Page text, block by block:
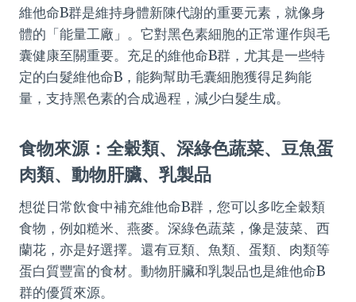
維他命B群是維持身體新陳代謝的重要元素，就像身
體的「能量工廠」。它對黑色素細胞的正常運作與毛
囊健康至關重要。充足的維他命B群，尤其是一些特
定的白髮維他命B，能夠幫助毛囊細胞獲得足夠能
量，支持黑色素的合成過程，減少白髮生成。
食物來源：全穀類、深綠色蔬菜、豆魚蛋
肉類、動物肝臟、乳製品
想從日常飲食中補充維他命B群，您可以多吃全穀類
食物，例如糙米、燕麥。深綠色蔬菜，像是菠菜、西
蘭花，亦是好選擇。還有豆類、魚類、蛋類、肉類等
蛋白質豐富的食材。動物肝臟和乳製品也是維他命B
群的優質來源。